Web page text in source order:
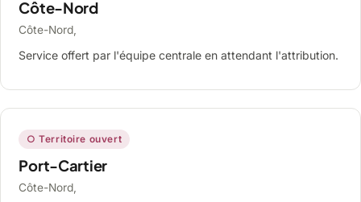
Côte-Nord
Côte-Nord,
Service offert par l'équipe centrale en attendant l'attribution.
○ Territoire ouvert
Port-Cartier
Côte-Nord,